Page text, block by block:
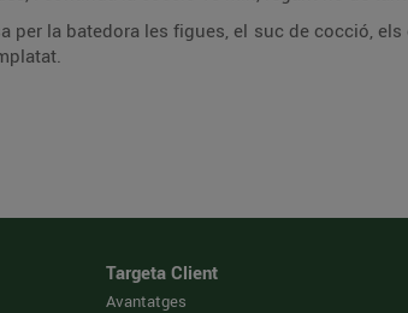
per la batedora les figues, el suc de cocció,
Targeta Client
Avantatges